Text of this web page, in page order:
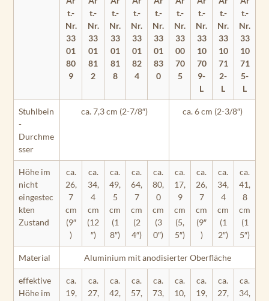
t.-
Nr.
33
01
80
9
t.-
Nr.
33
01
81
2
t.-
Nr.
33
01
81
8
t.-
Nr.
33
01
82
4
t.-
Nr.
33
01
83
0
t.-
Nr.
33
00
70
5
t.-
Nr.
33
10
70
9-
L
t.-
Nr.
33
10
71
2-
L
t.-
Nr.
33
10
71
5-
L
Stuhlbein
-
Durchme
sser
ca. 7,3 cm (2-7/8″) ca. 6 cm (2-3/8″)
Höhe im
nicht
eingestec
kten
Zustand
ca.
26,
7
cm
(9″
)
ca.
34,
4
cm
(12
″)
ca.
49,
5
cm
(1
8″)
ca.
64,
7
cm
(2
4″)
ca.
80,
0
cm
(3
0″)
ca.
17,
9
cm
(5,
5″)
ca.
26,
7
cm
(9″
)
ca.
34,
4
cm
(1
2″)
ca.
41,
8
cm
(1
5″)
Material Aluminium mit anodisierter Oberfläche
effektive
Höhe im
ca.
19,
ca.
27,
ca.
42,
ca.
57,
ca.
73,
ca.
10,
ca.
19,
ca.
27,
ca.
34,